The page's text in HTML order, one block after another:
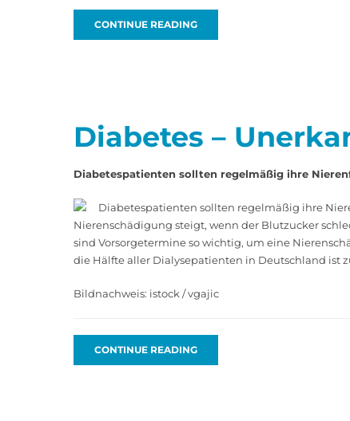
CONTINUE READING
Diabetes –
Diabetespatienten sollten regelmäßig ihre
Diabetespatienten sollten regelmäßig ihre
Nierenschädigung steigt, wenn der Blutzucker
sind Vorsorgetermine so wichtig, um eine
die Hälfte aller Dialysepatienten in Deutschland ist
Bildnachweis: istock / vgajic
CONTINUE READING